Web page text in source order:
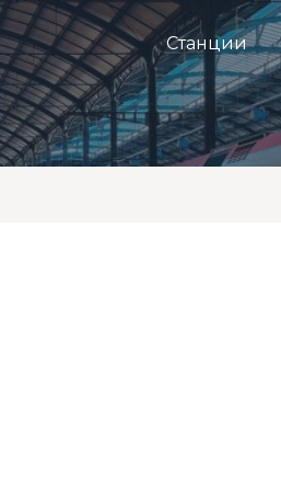
Станции